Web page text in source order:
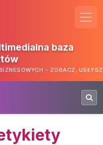
baza
- ZOBACZ,